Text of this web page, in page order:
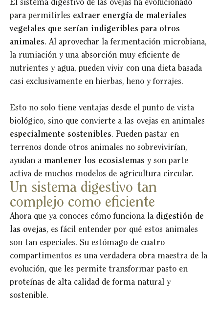
El sistema digestivo de las ovejas ha evolucionado
para permitirles extraer energía de materiales
vegetales que serían indigeribles para otros
animales. Al aprovechar la fermentación microbiana,
la rumiación y una absorción muy eficiente de
nutrientes y agua, pueden vivir con una dieta basada
casi exclusivamente en hierbas, heno y forrajes.
Esto no solo tiene ventajas desde el punto de vista
biológico, sino que convierte a las ovejas en animales
especialmente sostenibles. Pueden pastar en
terrenos donde otros animales no sobrevivirían,
ayudan a mantener los ecosistemas y son parte
activa de muchos modelos de agricultura circular.
Un sistema digestivo tan
complejo como eficiente
Ahora que ya conoces cómo funciona la digestión de
las ovejas, es fácil entender por qué estos animales
son tan especiales. Su estómago de cuatro
compartimentos es una verdadera obra maestra de la
evolución, que les permite transformar pasto en
proteínas de alta calidad de forma natural y
sostenible.